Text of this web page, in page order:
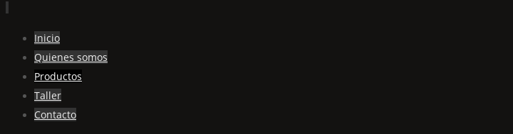
contenido
Inicio
Quienes somos
Productos
Taller
Contacto